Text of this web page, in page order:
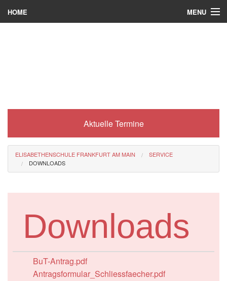
HOME MENU
Eli-Portal
MINT-Angebot
Förderverein
Instagram
Aktuelle Termine
ELISABETHENSCHULE FRANKFURT AM MAIN
SERVICE
DOWNLOADS
Downloads
BuT-Antrag.pdf
Antragsformular_Schliessfaecher.pdf